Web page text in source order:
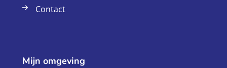
Contact
Mijn omgeving